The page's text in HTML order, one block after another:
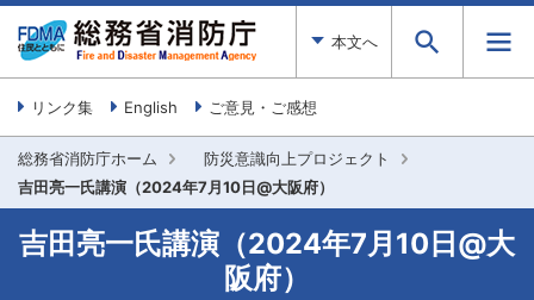
本文へ
リンク集 English ご意見・ご感想
総務省消防庁ホーム
防災意識向上プロジェクト
吉田亮一氏講演（2024年7月10日@大阪府）
吉田亮一氏講演（2024年7月10日@大
阪府）